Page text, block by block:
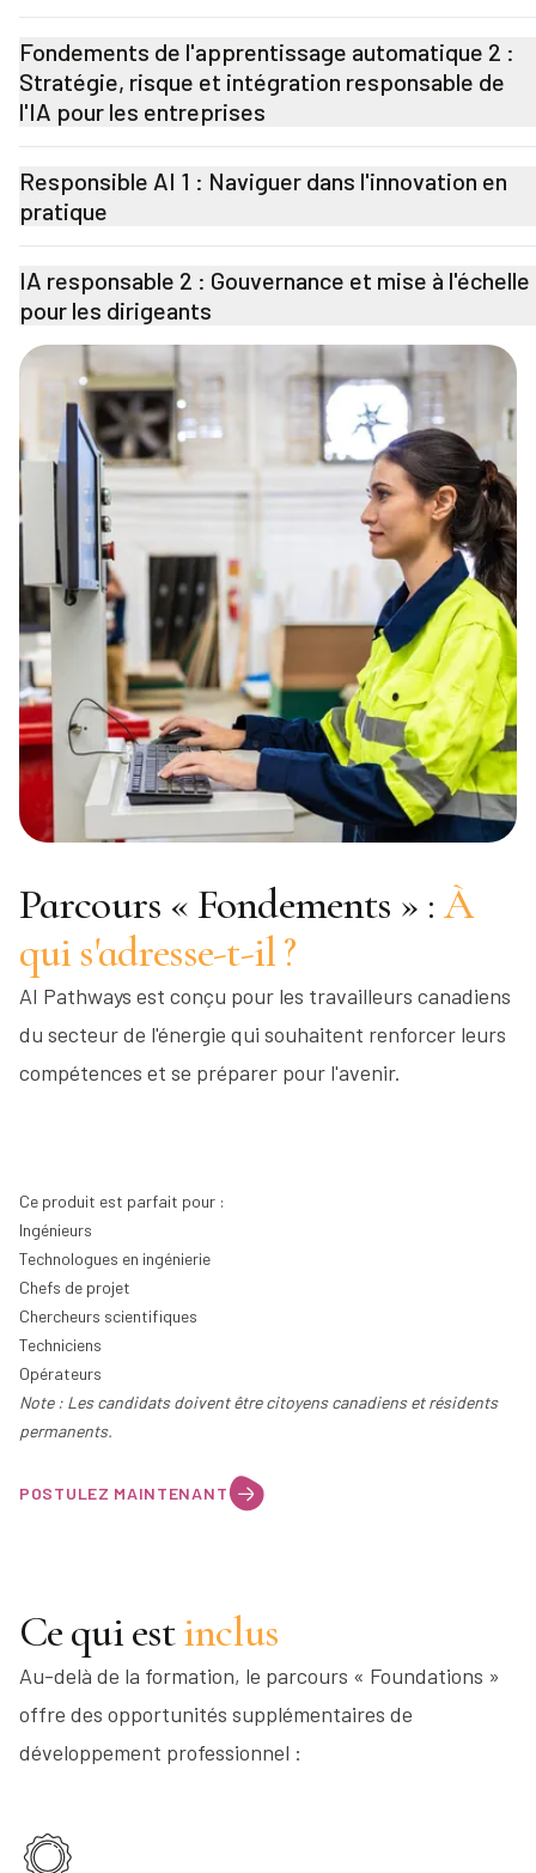
Fondements de l'apprentissage automatique 2 :
Stratégie, risque et intégration responsable de
l'IA pour les entreprises
Responsible AI 1 : Naviguer dans l'innovation en
pratique
IA responsable 2 : Gouvernance et mise à l'échelle
pour les dirigeants
Parcours « Fondements » : À
qui s'adresse-t-il ?
AI Pathways est conçu pour les travailleurs canadiens
du secteur de l'énergie qui souhaitent renforcer leurs
compétences et se préparer pour l'avenir.
Ce produit est parfait pour :
Ingénieurs
Technologues en ingénierie
Chefs de projet
Chercheurs scientifiques
Techniciens
Opérateurs
Note : Les candidats doivent être citoyens canadiens et résidents
permanents.
POSTULEZ MAINTENANT
Ce qui estinclus
Au-delà de la formation, le parcours « Foundations »
offre des opportunités supplémentaires de
développement professionnel :